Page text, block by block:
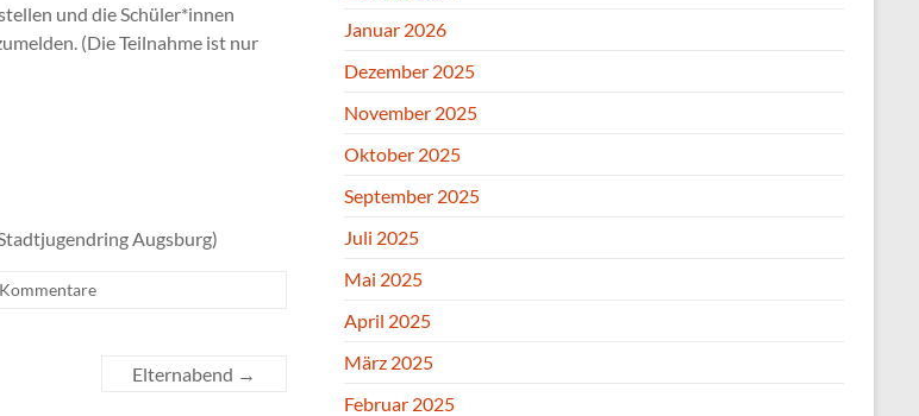
und die Schüler*innen
(Die Teilnahme ist nur
Augsburg)
Elternabend →
Januar 2026
Dezember 2025
November 2025
Oktober 2025
September 2025
Juli 2025
Mai 2025
April 2025
März 2025
Februar 2025